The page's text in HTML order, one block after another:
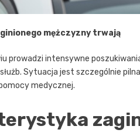
mężczyzny trwają
prowadzi intensywne
Sytuacja jest szczególnie
medycznej.